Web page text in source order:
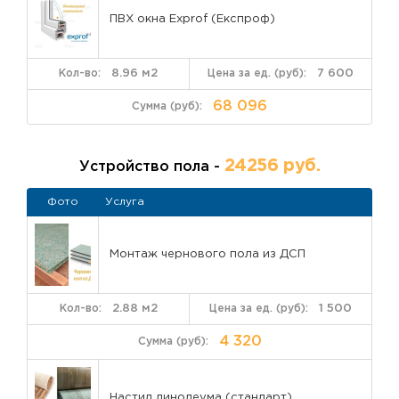
Армирование 1,6 мм — исключает деформацию от
i-стеклопакет дороже обычного, но окупается за 2
остальные работы бесполезны.
3. Внешняя отделка
Закрепили профлист волной 8 мм, толщина металла
Статья расходов:
осадков и ветра. И выглядит аккуратно.
4. Внутренняя
Стены и потолок:
Потолок: глянцевые белые ПВХ-панели (визуально
ПВХ окна Exprof (Експроф)
7 600
8.96 м2
68 096
Устройство пола - 24256 руб.
Фото Услуга
Монтаж чернового пола из ДСП
1 500
2.88 м2
4 320